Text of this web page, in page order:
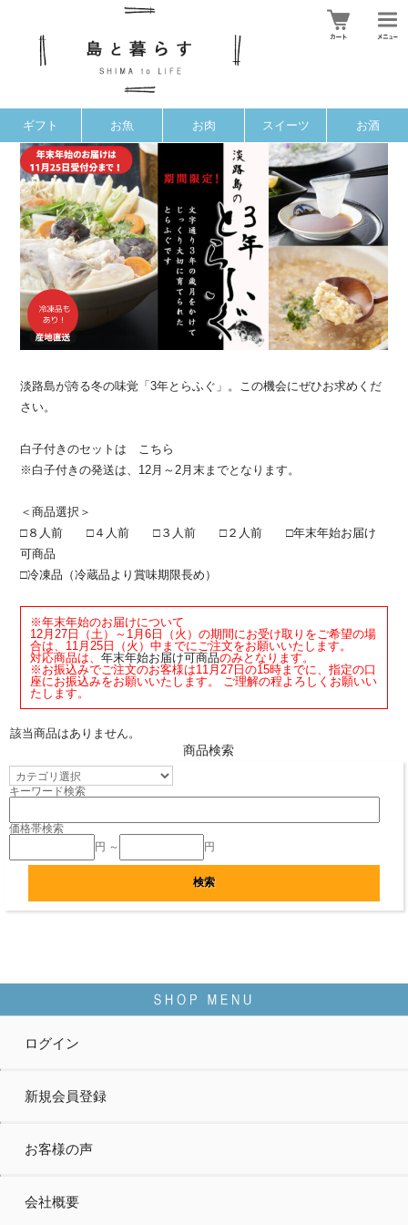
ギフト お魚 お肉 スイーツ お酒
淡路島が誇る冬の味覚「3年とらふぐ」。この機会にぜひお求めくだ
さい。
白子付きのセットは
こちら
※白子付きの発送は、12月～2月末までとなります。
＜商品選択＞
□ ８人前 □ ４人前 □ ３人前 □ ２人前 □年末年始お届け
可商品
□冷凍品（冷蔵品より賞味期限長め）
※年末年始のお届けについて
12月27日（土）～1月6日（火）の期間にお受け取りをご希望の場
合は、11月25日（火）中までにご注文をお願いいたします。
対応商品は、年末年始お届け可商品のみとなります。
※お振込みでご注文のお客様は11月27日の15時までに、指定の口
座にお振込みをお願いいたします。 ご理解の程よろしくお願いい
たします。
該当商品はありません。
商品検索
キーワード検索
価格帯検索
円 ～
円
ログイン
新規会員登録
お客様の声
会社概要